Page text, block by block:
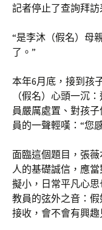
記者停止了查詢拜訪
“是李沐（假名）母
了。”
本年6月底，接到孩
（假名）心頭一沉
員嚴厲處置、對孩
員的一聲輕嘆：“您
面臨這個題目，張
人的基礎誠信，應
擬小，日常平凡心
教員的弦外之音：
接收，會不會有興趣